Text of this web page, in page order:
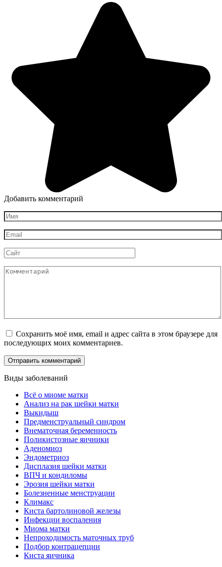
Добавить комментарий
Имя
*
Email
*
Сайт
Комментарий
Сохранить моё имя, email и адрес сайта в этом браузере для
последующих моих комментариев.
Виды заболеваний
Всё о миоме матки
Анализ на рак шейки матки
Выкидыш
Предменструальный синдром
Внематочная беременность
Поликистозные яичники
Аденомиоз
Эндометриоз
Дисплазия шейки матки
ВПЧ и кондиломы
Эрозия шейки матки
Болезненные менструации
Климакс
Киста бартолиновой железы
Инфекции воспаления
Миома матки
Непроходимость маточных труб
Подбор контрацепции
Киста яичника